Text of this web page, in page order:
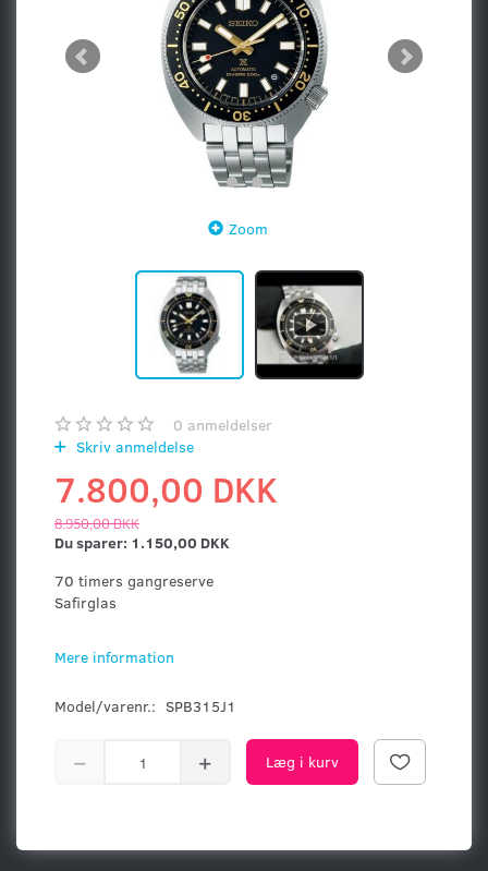
Zoom
0 anmeldelser
Skriv anmeldelse
7.800,00 DKK
8.950,00 DKK
Du sparer: 1.150,00 DKK
70 timers gangreserve
Safirglas
Mere information
Model/varenr.: SPB315J1
Læg i kurv